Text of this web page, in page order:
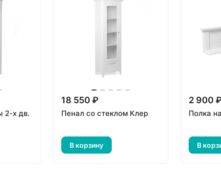
2-х дв.
18 550 ₽
Пенал со стеклом Клер
В корзину
2 900
Полка
В